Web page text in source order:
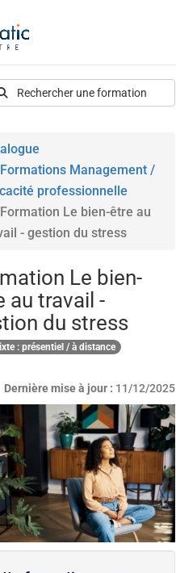
Rechercher une formation
Formations Management /
professionnelle
Formation Le bien-être au
- gestion du stress
Le bien-
au travail -
du stress
: présentiel / à distance
Dernière mise à jour : 11/12/2025